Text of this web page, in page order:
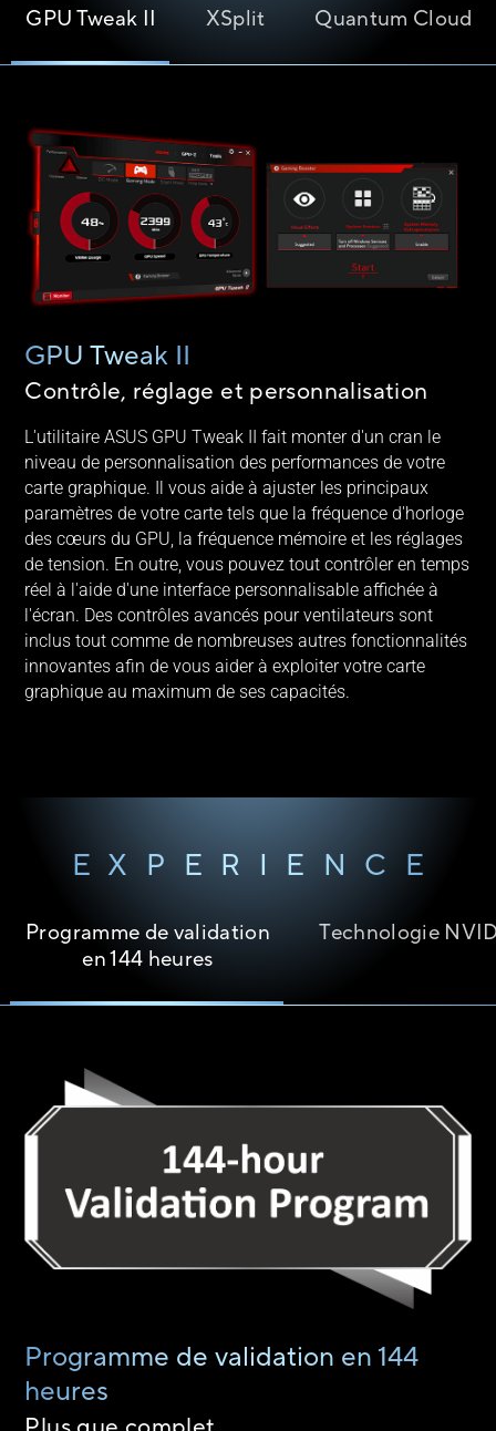
GPU Tweak II XSplit Quantum Cloud
GPU Tweak II
Contrôle, réglage et personnalisation
L'utilitaire ASUS GPU Tweak II fait monter d'un cran le
niveau de personnalisation des performances de votre
carte graphique. Il vous aide à ajuster les principaux
paramètres de votre carte tels que la fréquence d'horloge
des cœurs du GPU, la fréquence mémoire et les réglages
de tension. En outre, vous pouvez tout contrôler en temps
réel à l'aide d'une interface personnalisable affichée à
l'écran. Des contrôles avancés pour ventilateurs sont
inclus tout comme de nombreuses autres fonctionnalités
innovantes afin de vous aider à exploiter votre carte
graphique au maximum de ses capacités.
EXPÉRIENCE
Programme de validation
en 144 heures
Technologie
Programme de validation en 144
heures